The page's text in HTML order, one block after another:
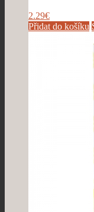
2.29€
Přidat do košíku